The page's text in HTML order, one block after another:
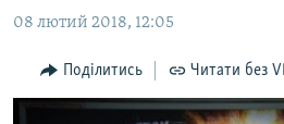
основної
Перейти
до
БЛОГИ
ПОГЛЯД
ІНТЕРВ'Ю
08 лютий 2018, 12:05
Поділитись Читати без